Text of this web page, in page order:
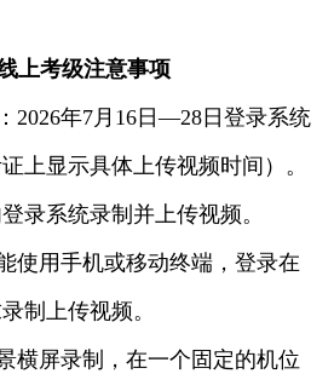
上考级注意事项
2026年7月16日—28日登录系统
上显示具体上传视频时间）。
录系统录制并上传视频。
使用手机或移动终端，登录在
制上传视频。
横屏录制，在一个固定的机位